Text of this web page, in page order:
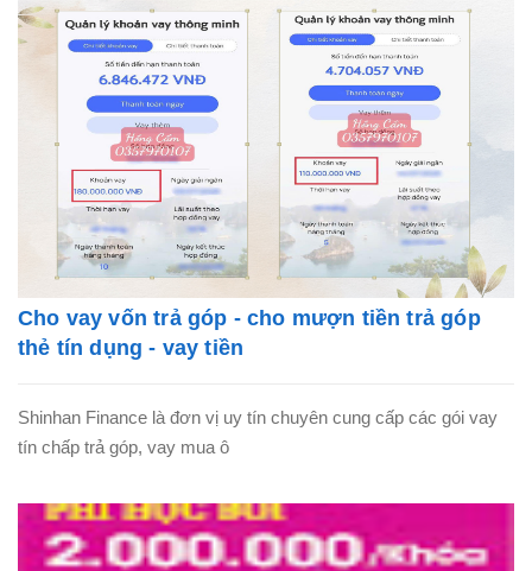
Cho vay vốn trả góp - cho mượn tiền trả góp
thẻ tín dụng - vay tiền
Shinhan Finance là đơn vị uy tín chuyên cung cấp các gói vay
tín chấp trả góp, vay mua ô